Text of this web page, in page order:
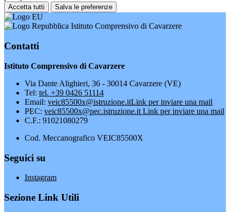
Accetta tutti Salva le preferenze
Istituto Comprensivo di Cavarzere
Contatti
Istituto Comprensivo di Cavarzere
Via Dante Alighieri, 36 - 30014 Cavarzere (VE)
Tel: tel. +39 0426 51114
Email: veic85500x@istruzione.itLink per inviare una mail
PEC: veic85500x@pec.istruzione.it Link per inviare una mail
C.F.: 91021080279
Cod. Meccanografico VEIC85500X
Seguici su
Instagram
Sezione Link Utili